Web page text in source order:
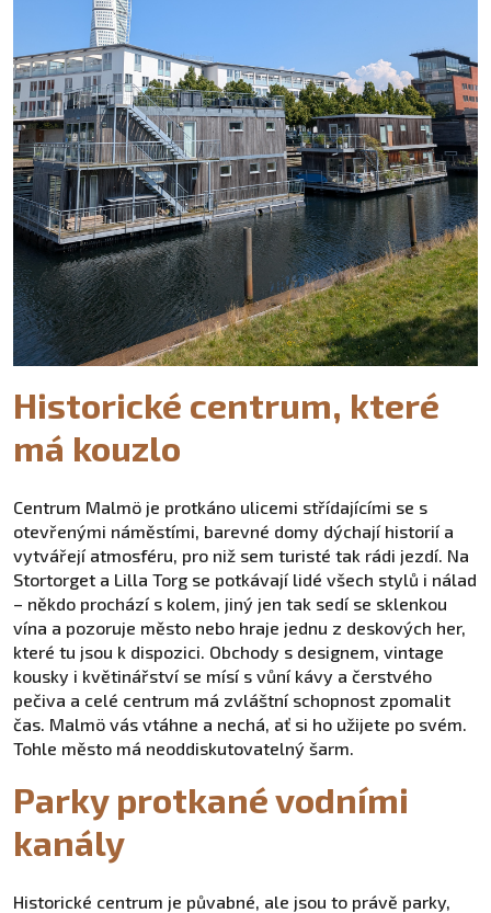
Historické centrum, které
má kouzlo
Centrum Malmö je protkáno ulicemi střídajícími se s
otevřenými náměstími, barevné domy dýchají historií a
vytvářejí atmosféru, pro niž sem turisté tak rádi jezdí. Na
Stortorget a Lilla Torg se potkávají lidé všech stylů i nálad
– někdo prochází s kolem, jiný jen tak sedí se sklenkou
vína a pozoruje město nebo hraje jednu z deskových her,
které tu jsou k dispozici. Obchody s designem, vintage
kousky i květinářství se mísí s vůní kávy a čerstvého
pečiva a celé centrum má zvláštní schopnost zpomalit
čas. Malmö vás vtáhne a nechá, ať si ho užijete po svém.
Tohle město má neoddiskutovatelný šarm.
Parky protkané vodními
kanály
Historické centrum je půvabné, ale jsou to právě parky,